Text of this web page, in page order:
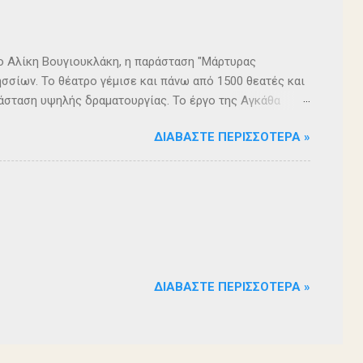
Αλίκη Βουγιουκλάκη, η παράσταση "Μάρτυρας
Το θέατρο γέμισε και πάνω από 1500 θεατές και
υψηλής δραματουργίας. Το έργο της Αγκάθα
σημάδεψαν όλους όσους παρακολούθησαν το
μία αναμφισβήτητα δυνατή παράσταση. Με τη
σειρά ετών είναι υπεύθυνη του Α΄ Δημοτικού
ηθοποιοί: Αλέξανδρος Γεωργίου, Αλέξανδρος
Ευριπίδης Τσαούσογλου, Θοδωρής Σκληρός ,
ΔΙΑΒΆΣΤΕ ΠΕΡΙΣΣΌΤΕΡΑ »
ΔΙΑΒΆΣΤΕ ΠΕΡΙΣΣΌΤΕΡΑ »